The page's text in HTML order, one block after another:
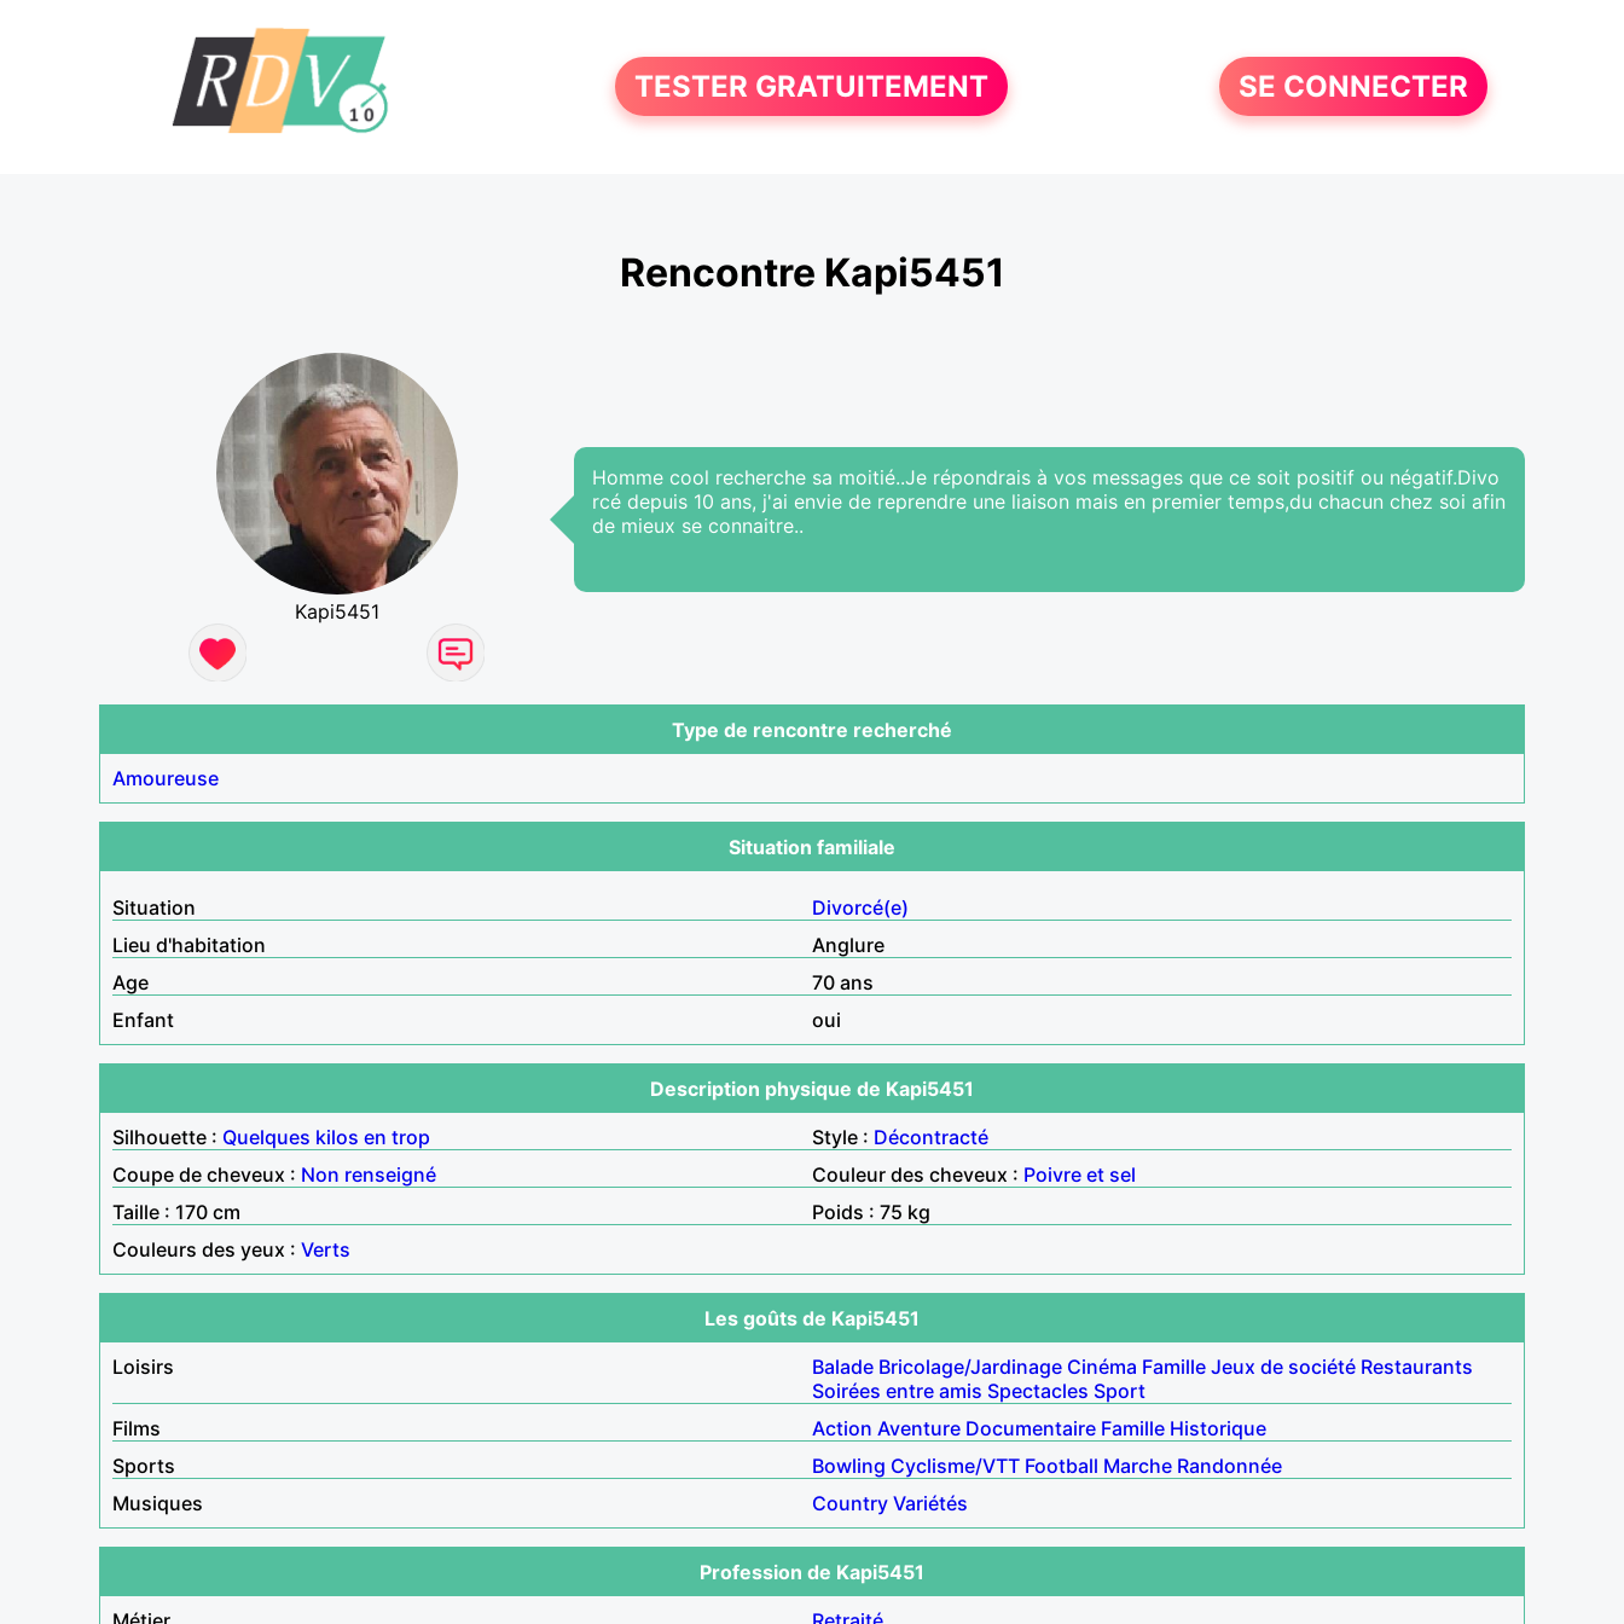
TESTER GRATUITEMENT SE CONNECTER
Rencontre Kapi5451
Kapi5451
Homme cool recherche sa moitié..Je répondrais à vos messages que ce soit positif ou négatif.Divo
rcé depuis 10 ans, j'ai envie de reprendre une liaison mais en premier temps,du chacun chez soi afin
de mieux se connaitre..
Type de rencontre recherché
Amoureuse
Situation familiale
Situation
Divorcé(e)
Lieu d'habitation
Anglure
Age
70 ans
Enfant
oui
Description physique de Kapi5451
Silhouette : Quelques kilos en trop Style : Décontracté
Coupe de cheveux : Non renseigné Couleur des cheveux : Poivre et sel
Taille : 170 cm
Poids : 75 kg
Couleurs des yeux : Verts
Les goûts de Kapi5451
Loisirs
Balade Bricolage/Jardinage Cinéma Famille Jeux de société Restaurants
Soirées entre amis Spectacles Sport
Films
Action Aventure Documentaire Famille Historique
Sports
Bowling Cyclisme/VTT Football Marche Randonnée
Musiques
Country Variétés
Profession de Kapi5451